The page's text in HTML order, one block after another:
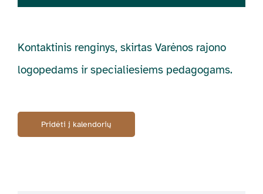
Kontaktinis renginys, skirtas Varėnos rajono
logopedams ir specialiesiems pedagogams.
Pridėti į kalendorių